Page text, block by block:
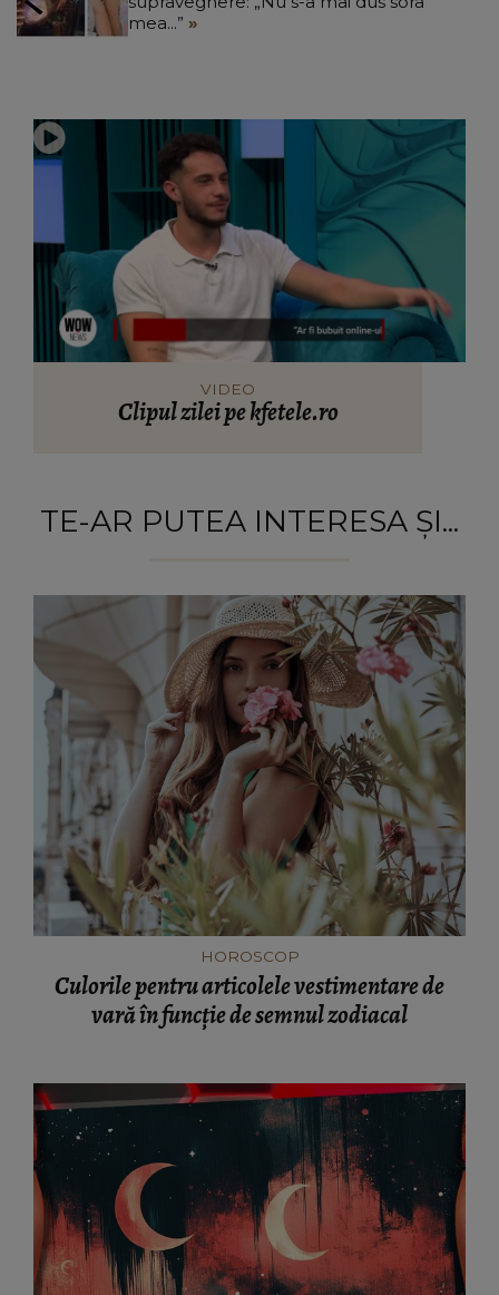
mea...”
VIDEO
Clipul zilei pe kfetele.ro
TE-AR PUTEA INTERESA ȘI...
HOROSCOP
Culorile pentru articolele vestimentare de
vară în funcție de semnul zodiacal